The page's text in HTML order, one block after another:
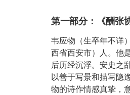
第一部分：《酬张
韦应物（生卒年不详
西省西安市）人。他
后历经沉浮。安史之
以善于写景和描写隐
物的诗作情感真挚，